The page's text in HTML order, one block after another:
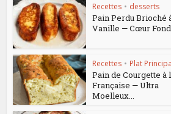
Recettes • desserts
Pain Perdu Brioché
Vanille — Cœur
Recettes • Plat
Pain de Courgette à
Française — Ultra
Moelleux...